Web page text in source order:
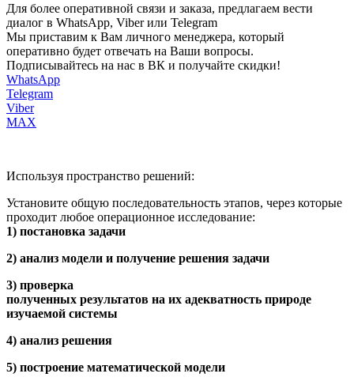
Для более оперативной связи и заказа, предлагаем вести
диалог в WhatsApp, Viber или Telegram
Мы приставим к Вам личного менеджера, который
оперативно будет отвечать на Ваши вопросы.
Подписывайтесь на нас в ВК и получайте скидки!
WhatsApp
Telegram
Viber
MAX
Используя пространство решений:
Установите общую последовательность этапов, через которые
проходит любое операционное исследование:
1) постановка задачи
2) анализ модели и получение решения задачи
3) проверка
полученных результатов на их адекватность природе
изучаемой системы
4) анализ решения
5) построение математической модели